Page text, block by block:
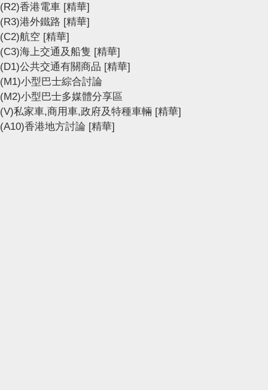
(R2)香港電車 [精華]
(R3)港外鐵路 [精華]
(C2)航空 [精華]
(C3)海上交通及船隻 [精華]
(D1)公共交通有關商品 [精華]
(M1)小型巴士綜合討論
(M2)小型巴士多媒體分享區
(V)私家車,商用車,政府及特種車輛 [精華]
(A10)香港地方討論 [精華]